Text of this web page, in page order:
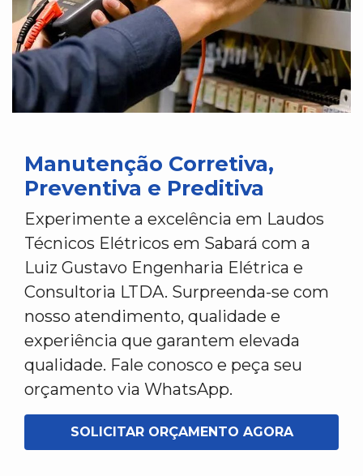
Manutenção Corretiva,
Preventiva e Preditiva
Experimente a excelência em Laudos
Técnicos Elétricos em Sabará com a
Luiz Gustavo Engenharia Elétrica e
Consultoria LTDA. Surpreenda-se com
nosso atendimento, qualidade e
experiência que garantem elevada
qualidade. Fale conosco e peça seu
orçamento via WhatsApp.
SOLICITAR ORÇAMENTO AGORA